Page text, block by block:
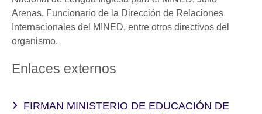
Arenas, Funcionario de la Dirección de Relaciones
Internacionales del MINED, entre otros directivos del
organismo.
Enlaces externos
FIRMAN MINISTERIO DE EDUCACIÓN DE